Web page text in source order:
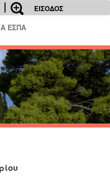
ΕΙΣΟΔΟΣ
ΕΣΠΑ